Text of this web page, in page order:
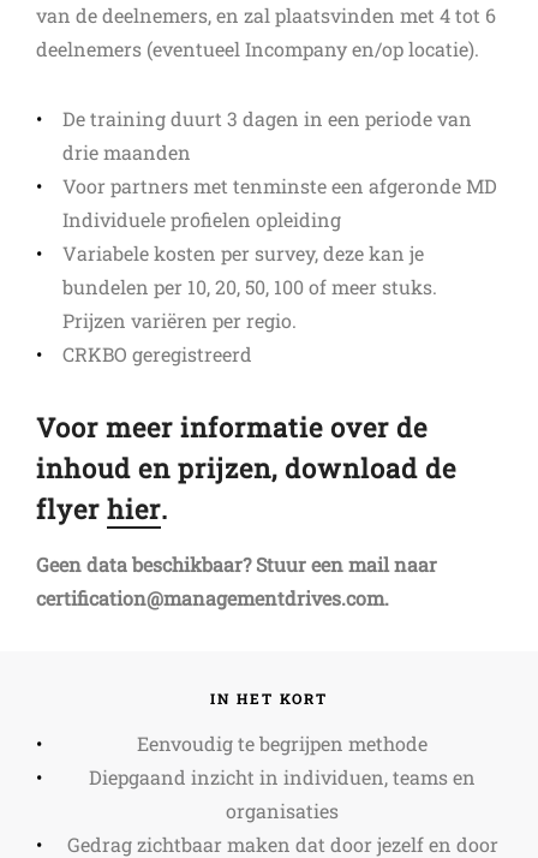
van de deelnemers, en zal plaatsvinden met 4 tot 6
deelnemers (eventueel Incompany en/op locatie).
De training duurt 3 dagen in een periode van
drie maanden
Voor partners met tenminste een afgeronde MD
Individuele profielen opleiding
Variabele kosten per survey, deze kan je
bundelen per 10, 20, 50, 100 of meer stuks.
Prijzen variëren per regio.
CRKBO geregistreerd
Voor meer informatie over de
inhoud en prijzen, download de
flyer hier.
Geen data beschikbaar? Stuur een mail naar
certification@managementdrives.com.
IN HET KORT
Eenvoudig te begrijpen methode
Diepgaand inzicht in individuen, teams en
organisaties
Gedrag zichtbaar maken dat door jezelf en door